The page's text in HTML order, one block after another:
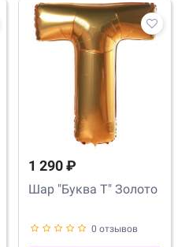
1 290 ₽
Шар "Буква T" Золото
0 отзывов